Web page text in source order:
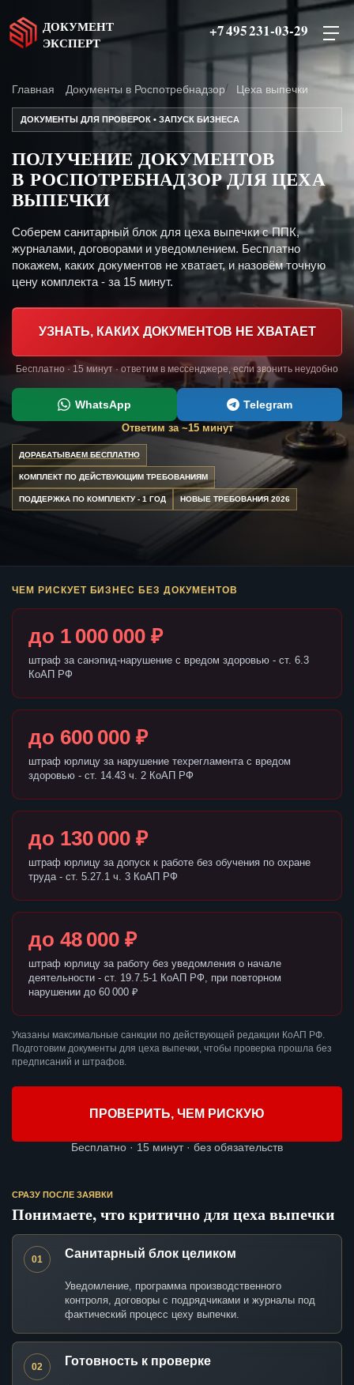
ДОКУМЕНТ
ЭКСПЕРТ
+7 495 231-03-29
Главная Документы в Роспотребнадзор Цеха выпечки
ДОКУМЕНТЫ ДЛЯ ПРОВЕРОК • ЗАПУСК БИЗНЕСА
ПОЛУЧЕНИЕ ДОКУМЕНТОВ
В РОСПОТРЕБНАДЗОР ДЛЯ ЦЕХА
ВЫПЕЧКИ
Соберем санитарный блок для цеха выпечки с ППК,
журналами, договорами и уведомлением. Бесплатно
покажем, каких документов не хватает, и назовём точную
цену комплекта - за 15 минут.
УЗНАТЬ, КАКИХ ДОКУМЕНТОВ НЕ ХВАТАЕТ
Бесплатно · 15 минут · ответим в мессенджере, если звонить неудобно
WhatsApp Telegram
Ответим за ~15 минут
ДОРАБАТЫВАЕМ БЕСПЛАТНО
КОМПЛЕКТ ПО ДЕЙСТВУЮЩИМ ТРЕБОВАНИЯМ
ПОДДЕРЖКА ПО КОМПЛЕКТУ - 1 ГОД НОВЫЕ ТРЕБОВАНИЯ 2026
ЧЕМ РИСКУЕТ БИЗНЕС БЕЗ ДОКУМЕНТОВ
до 1 000 000 ₽
штраф за санэпид-нарушение с вредом здоровью - ст. 6.3
КоАП РФ
до 600 000 ₽
штраф юрлицу за нарушение техрегламента с вредом
здоровью - ст. 14.43 ч. 2 КоАП РФ
до 130 000 ₽
штраф юрлицу за допуск к работе без обучения по охране
труда - ст. 5.27.1 ч. 3 КоАП РФ
до 48 000 ₽
штраф юрлицу за работу без уведомления о начале
деятельности - ст. 19.7.5-1 КоАП РФ, при повторном
нарушении до 60 000 ₽
Указаны максимальные санкции по действующей редакции КоАП РФ.
Подготовим документы для цеха выпечки, чтобы проверка прошла без
предписаний и штрафов.
ПРОВЕРИТЬ, ЧЕМ РИСКУЮ
Бесплатно · 15 минут · без обязательств
СРАЗУ ПОСЛЕ ЗАЯВКИ
Понимаете, что критично для цеха выпечки
01 Санитарный блок целиком
Уведомление, программа производственного
контроля, договоры с подрядчиками и журналы под
фактический процесс цеху выпечки.
02 Готовность к проверке